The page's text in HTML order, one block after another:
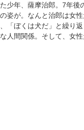
少年、薩摩治郎。7年後
姿が。なんと治郎は女
「ぼくは犬だ」と繰り
間関係。そして、女